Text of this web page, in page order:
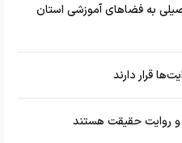
به فضاهای آموزشی استان
قرار دارند
و روایت حقیقت هستند